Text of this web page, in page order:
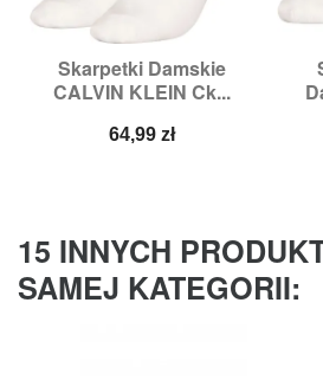
Skarpetki Damskie
CALVIN KLEIN Ck...
Cena
64,99 zł
15 INNYCH
SAMEJ KATEGORII: